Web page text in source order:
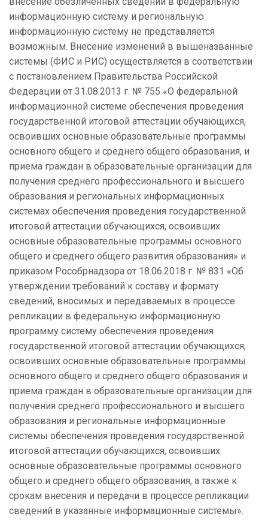
информационную систему и региональную
информационную систему не представляется
возможным. Внесение изменений в вышеназванные
системы (ФИС и РИС) осуществляется в соответствии
с постановлением Правительства Российской
Федерации от 31.08.2013 г. № 755 «О федеральной
информационной системе обеспечения проведения
государственной итоговой аттестации обучающихся,
освоивших основные образовательные программы
основного общего и среднего общего образования, и
приема граждан в образовательные организации для
получения среднего профессионального и высшего
образования и региональных информационных
системах обеспечения проведения государственной
итоговой аттестации обучающихся, освоивших
основные образовательные программы основного
общего и среднего общего развития образования» и
приказом Рособрнадзора от 18.06.2018 г. № 831 «Об
утверждении требований к составу и формату
сведений, вносимых и передаваемых в процессе
репликации в федеральную информационную
программу систему обеспечения проведения
государственной итоговой аттестации обучающихся,
освоивших основные образовательные программы
основного общего и среднего общего образования и
приема граждан в образовательные организации для
получения среднего профессионального и высшего
образования и региональные информационные
системы обеспечения проведения государственной
итоговой аттестации обучающихся, освоивших
основные образовательные программы основного
общего и среднего общего образования, а также к
срокам внесения и передачи в процессе репликации
сведений в указанные информационные системы».